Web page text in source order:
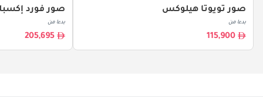
صور تويوتا هيلوكس
بدءا من
115,900
صور فورد
بدءا من
205,695